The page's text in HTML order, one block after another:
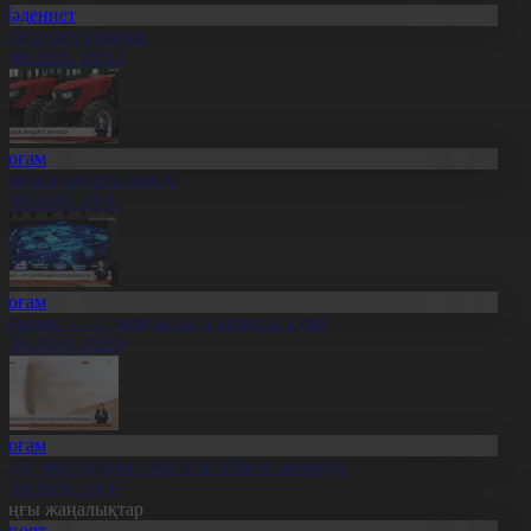
мен креатив
20:13
өндіріс өрледі
20:11
— ел дамуының қозғаушы күші
20:09
импортына уақытша тыйым салынды
20:07
жаңалықтар